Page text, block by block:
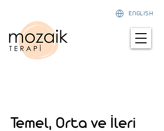
ENGLISH
Temel, Orta ve İleri